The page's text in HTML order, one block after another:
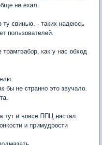
не ехал.
ту свинью. - таких надеюсь
пользователей.
как у нас обход
бы не странно это звучало.
тут и вовсе ППЦ настал.
и примудрости